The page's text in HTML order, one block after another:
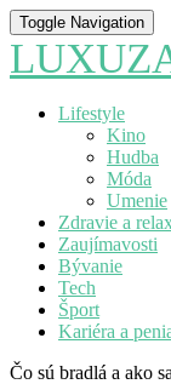
Toggle Navigation
Lifestyle
Kino
Hudba
Móda
Umenie
Zdravie a
Zaujímavosti
Bývanie
Tech
Šport
Kariéra a
Čo sú bradlá a ako